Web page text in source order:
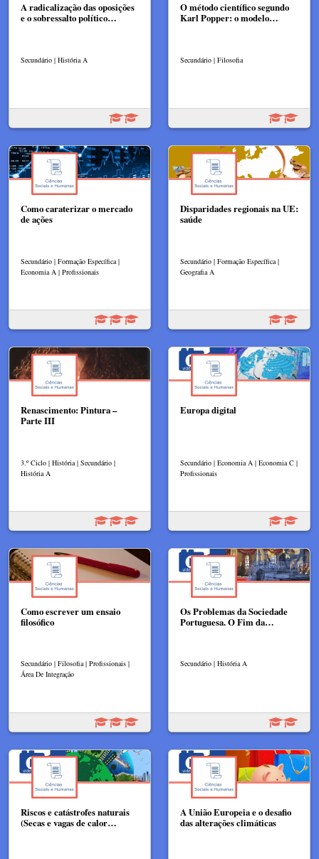
A radicalização das oposições
e o sobressalto político…
Secundário | História A
O método científico segundo
Karl Popper: o modelo…
Secundário | Filosofia
Como caraterizar o mercado
de ações
Secundário | Formação Específica |
Economia A | Profissionais
Disparidades regionais na UE:
saúde
Secundário | Formação Específica |
Geografia A
Renascimento: Pintura –
Parte III
3.º Ciclo | História | Secundário |
História A
Europa digital
Secundário | Economia A | Economia C |
Profissionais
Como escrever um ensaio
filosófico
Secundário | Filosofia | Profissionais |
Área De Integração
Os Problemas da Sociedade
Portuguesa. O Fim da…
Secundário | História A
Riscos e catástrofes naturais
(Secas e vagas de calor…
A União Europeia e o desafio
das alterações climáticas